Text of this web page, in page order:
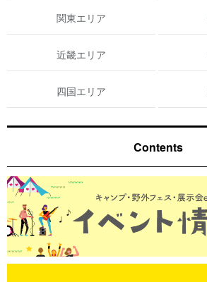
関東エリア
近畿エリア
四国エリア
Contents